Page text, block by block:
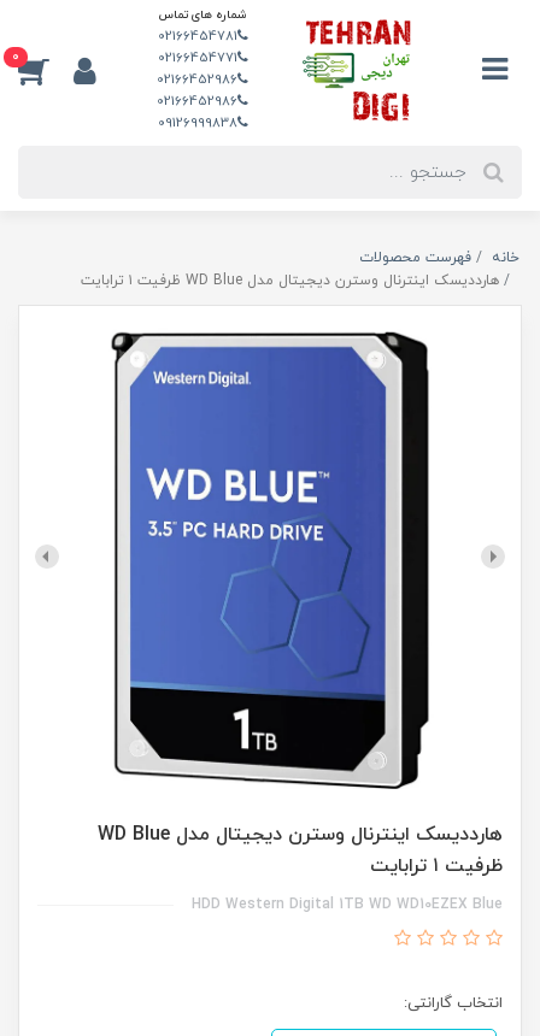
شماره های تماس
02166454781
02166454771
02166452986
02166452986
09126999838
0
خانه
فهرست محصولات
هارددیسک اینترنال وسترن دیجیتال مدل WD Blue ظرفیت ۱ ترابایت
هارددیسک اینترنال وسترن دیجیتال مدل WD Blue
ظرفیت ۱ ترابایت
HDD Western Digital 1TB WD WD10EZEX Blue
انتخاب گارانتی: